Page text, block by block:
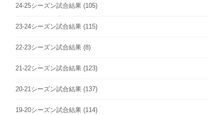
24-25シーズン試合結果 (105)
23-24シーズン試合結果 (115)
22-23シーズン試合結果 (8)
21-22シーズン試合結果 (123)
20-21シーズン試合結果 (137)
19-20シーズン試合結果 (114)